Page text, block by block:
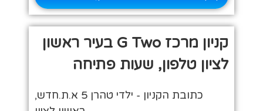
קניון מרכז G Two בעיר ראשון
לציון טלפון, שעות פתיחה
כתובת הקניון - ילדי טהרן 5 א.ת.חדש,